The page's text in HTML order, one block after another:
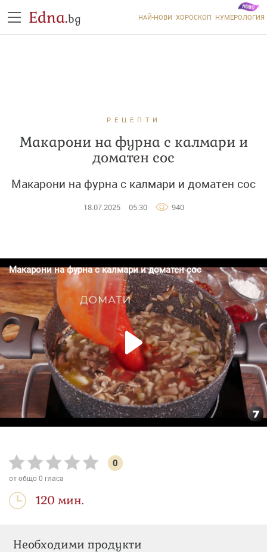
Edna.bg НАЙ-НОВИ ХОРОСКОП НУМЕРОЛОГИЯ
РЕЦЕПТИ
Макарони на фурна с калмари и
доматен сос
Макарони на фурна с калмари и доматен сос
18.07.2025 05:30 940
0
от общо0 гласа
120 мин.
Необходими продукти